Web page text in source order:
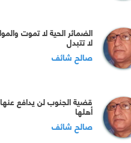
الضمائر الحية لا تموت
لا تتبدل
صالح شائف
قضية الجنوب لن يدافع
أهلها
صالح شائف